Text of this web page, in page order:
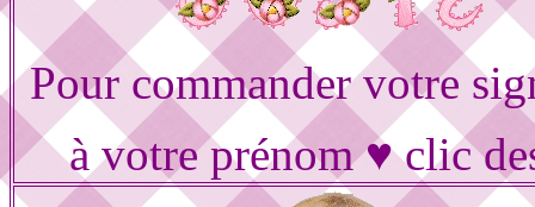
Pour commander votre
à votre prénom ♥ clic